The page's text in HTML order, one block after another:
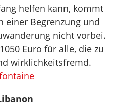
helfen kann, kommt
einer Begrenzung und
nicht vorbei.
Euro für alle, die zu
wirklichkeitsfremd.